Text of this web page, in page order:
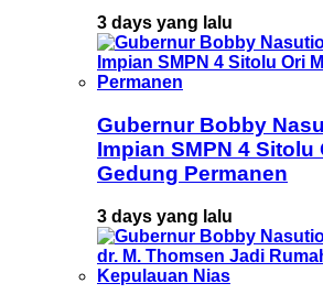
3 days yang lalu
Gubernur Bobby
Impian SMPN 4 Sitolu
Gedung Permanen
3 days yang lalu